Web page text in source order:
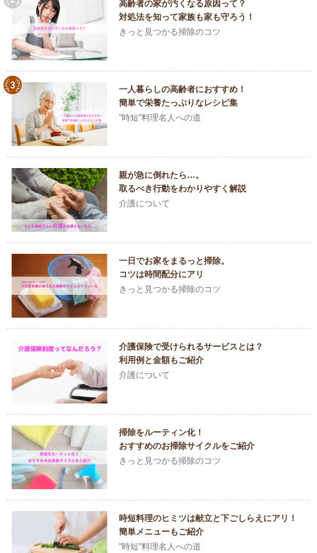
高齢者の家が汚くなる原因って？
対処法を知って家族も家も守ろう！
きっと見つかる掃除のコツ
一人暮らしの高齢者におすすめ！
簡単で栄養たっぷりなレシピ集
"時短"料理名人への道
親が急に倒れたら…。
取るべき行動をわかりやすく解説
介護について
一日でお家をまるっと掃除。
コツは時間配分にアリ
きっと見つかる掃除のコツ
介護保険で受けられるサービスとは？
利用例と金額もご紹介
介護について
掃除をルーティン化！
おすすめのお掃除サイクルをご紹介
きっと見つかる掃除のコツ
時短料理のヒミツは献立と下ごしらえにアリ！
簡単メニューもご紹介
"時短"料理名人への道